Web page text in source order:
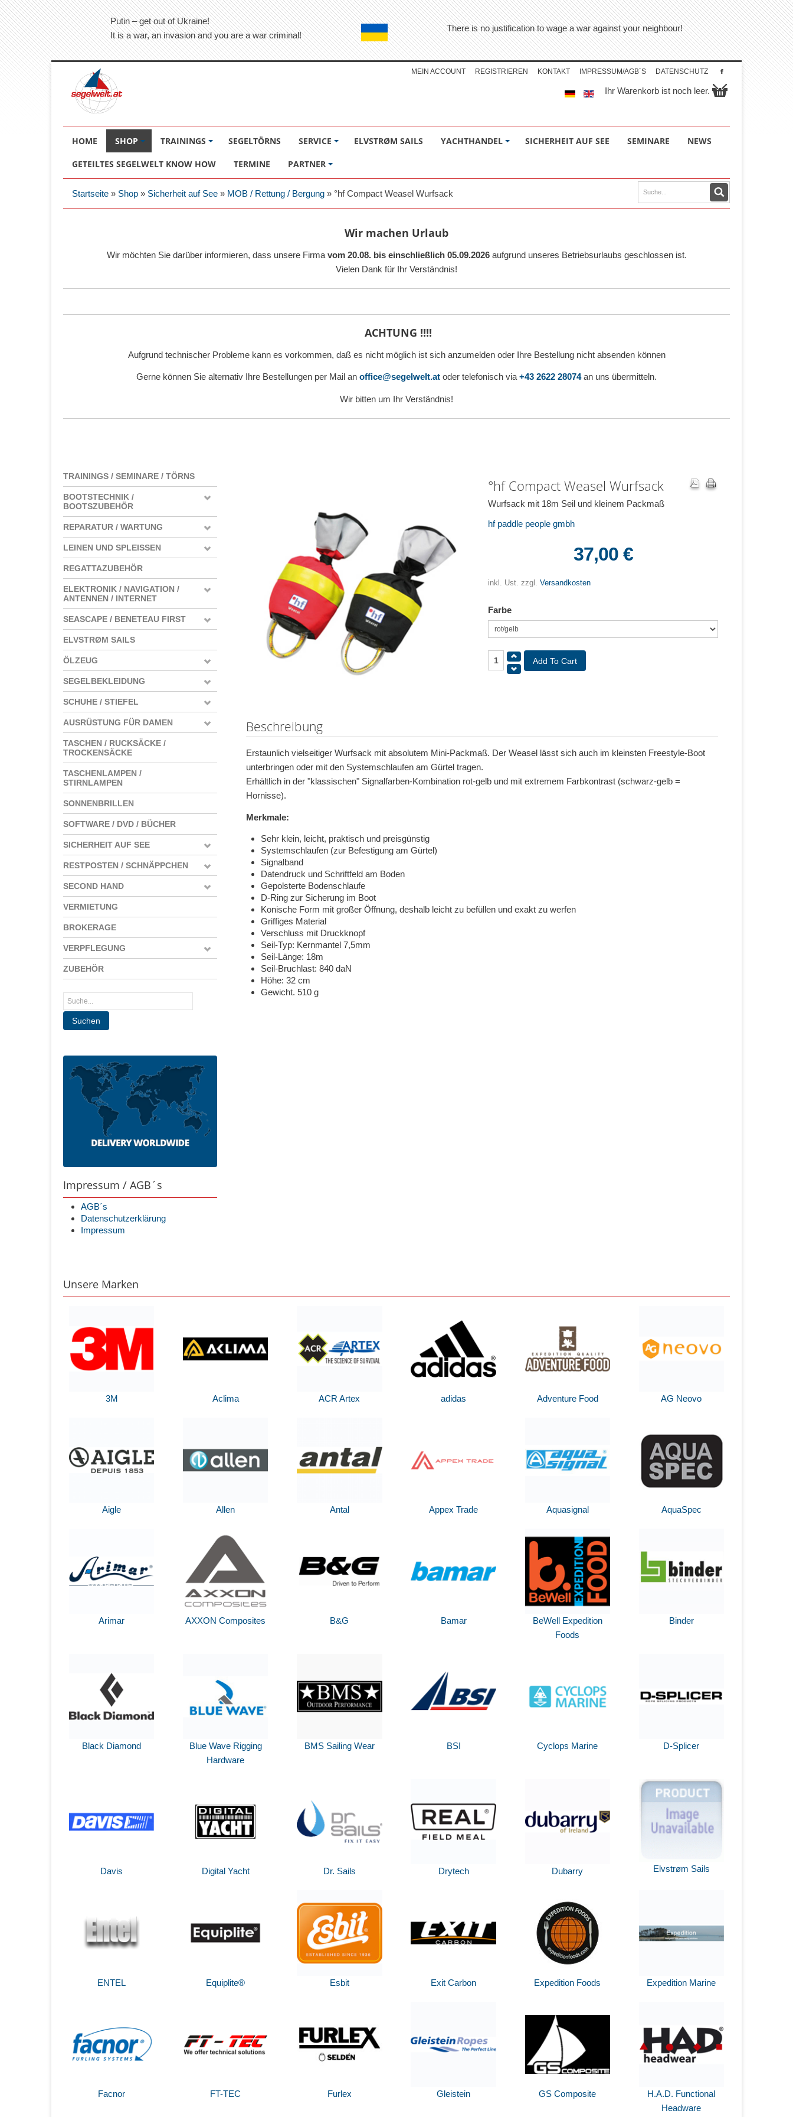
Putin – get out of Ukraine!
It is a war, an invasion and you are a war criminal!
There is no justification to wage a war against your neighbour!
KONTAKT IMPRESSUM/AGB´S DATENSCHUTZ
MEIN ACCOUNT REGISTRIEREN
Ihr Warenkorb ist noch leer.
HOME SHOP TRAININGS SEGELTÖRNS SERVICE ELVSTRØM SAILS YACHTHANDEL SICHERHEIT AUF SEE SEMINARE NEWS
GETEILTES SEGELWELT KNOW HOW TERMINE PARTNER
Startseite » Shop » Sicherheit auf See » MOB / Rettung / Bergung » °hf Compact Weasel Wurfsack
Wir machen Urlaub
Wir möchten Sie darüber informieren, dass unsere Firma vom 20.08. bis einschließlich 05.09.2026aufgrund unseres Betriebsurlaubs geschlossen ist.
Vielen Dank für Ihr Verständnis!
ACHTUNG !!!!
Aufgrund technischer Probleme kann es vorkommen, daß es nicht möglich ist sich anzumelden oder Ihre Bestellung nicht absenden können
Gerne können Sie alternativ Ihre Bestellungen per Mail an office@segelwelt.at oder telefonisch via +43 2622 28074an uns übermitteln.
Wir bitten um Ihr Verständnis!
TRAININGS / SEMINARE / TÖRNS
BOOTSTECHNIK /
BOOTSZUBEHÖR
REPARATUR / WARTUNG
LEINEN UND SPLEISSEN
REGATTAZUBEHÖR
ELEKTRONIK / NAVIGATION /
ANTENNEN / INTERNET
SEASCAPE / BENETEAU FIRST
ELVSTRØM SAILS
ÖLZEUG
SEGELBEKLEIDUNG
SCHUHE / STIEFEL
AUSRÜSTUNG FÜR DAMEN
TASCHEN / RUCKSÄCKE /
TROCKENSÄCKE
TASCHENLAMPEN /
STIRNLAMPEN
SONNENBRILLEN
SOFTWARE / DVD / BÜCHER
SICHERHEIT AUF SEE
RESTPOSTEN / SCHNÄPPCHEN
SECOND HAND
VERMIETUNG
BROKERAGE
VERPFLEGUNG
ZUBEHÖR
Impressum / AGB´s
AGB´s
Datenschutzerklärung
Impressum
°hf Compact Weasel Wurfsack
Wurfsack mit 18m Seil und kleinem Packmaß
hf paddle people gmbh
37,00 €
inkl. Ust. zzgl.Versandkosten
Farbe
Beschreibung
Erstaunlich vielseitiger Wurfsack mit absolutem Mini-Packmaß. Der Weasel lässt sich auch im kleinsten Freestyle-Boot
unterbringen oder mit den Systemschlaufen am Gürtel tragen.
Erhältlich in der "klassischen" Signalfarben-Kombination rot-gelb und mit extremem Farbkontrast (schwarz-gelb =
Hornisse).
Merkmale:
Sehr klein, leicht, praktisch und preisgünstig
Systemschlaufen (zur Befestigung am Gürtel)
Signalband
Datendruck und Schriftfeld am Boden
Gepolsterte Bodenschlaufe
D-Ring zur Sicherung im Boot
Konische Form mit großer Öffnung, deshalb leicht zu befüllen und exakt zu werfen
Griffiges Material
Verschluss mit Druckknopf
Seil-Typ: Kernmantel 7,5mm
Seil-Länge: 18m
Seil-Bruchlast: 840 daN
Höhe: 32 cm
Gewicht. 510 g
Unsere Marken
3M Aclima ACR Artex adidas Adventure Food AG Neovo
Aigle Allen Antal Appex Trade Aquasignal AquaSpec
Arimar AXXON Composites B&G Bamar
BeWell Expedition
Foods
Binder
Black Diamond
Blue Wave Rigging
Hardware
BMS Sailing Wear BSI Cyclops Marine D-Splicer
Davis Digital Yacht Dr. Sails Drytech Dubarry Elvstrøm Sails
ENTEL Equiplite® Esbit Exit Carbon Expedition Foods Expedition Marine
Facnor FT-TEC Furlex Gleistein GS Composite
H.A.D. Functional
Headware